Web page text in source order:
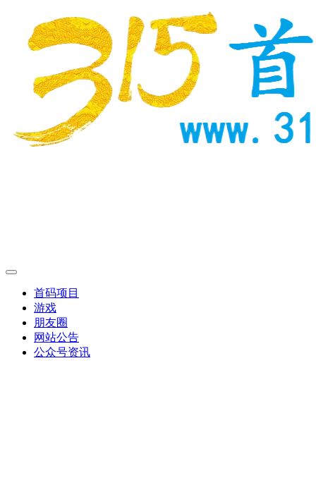
首码项目
游戏
朋友圈
网站公告
公众号资讯